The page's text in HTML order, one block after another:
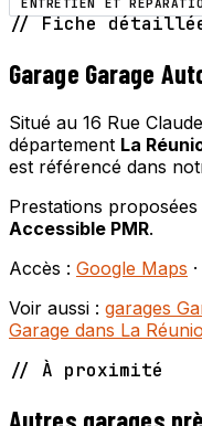
ENTRETIEN ET
// Fiche
Garage Garage
Situé au 16 Rue
département La
est référencé dans
Prestations proposées
Accessible PMR.
Accès : Google Maps ·
Voir aussi : garages
Garage dans La
// À proximité
Autres garages